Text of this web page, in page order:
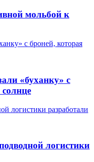
мольбой к
с броней, которая
«буханку» с
солнце
логистики разработали
логистики